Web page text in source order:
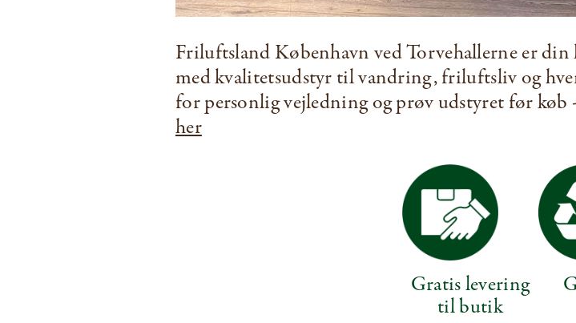
Friluftsland København ved Torvehallerne er
med kvalitetsudstyr til vandring, friluftsliv og
for personlig vejledning og prøv udstyret før
her
Gratis levering
til butik